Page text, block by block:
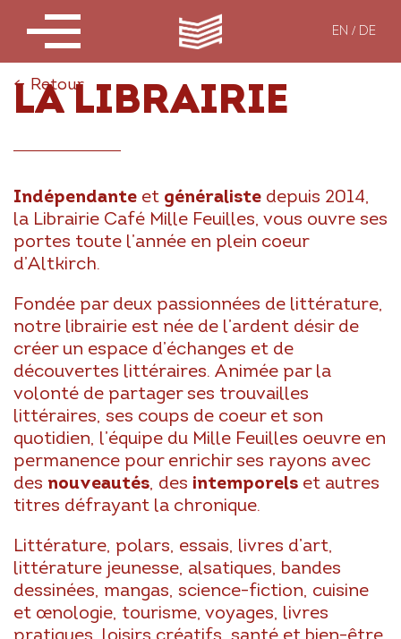
EN DE
← Retour
LA LIBRAIRIE
Indépendante et généraliste depuis 2014,
la Librairie Café Mille Feuilles, vous ouvre ses
portes toute l’année en plein coeur
d’Altkirch.
Fondée par deux passionnées de littérature,
notre librairie est née de l’ardent désir de
créer un espace d’échanges et de
découvertes littéraires. Animée par la
volonté de partager ses trouvailles
littéraires, ses coups de coeur et son
quotidien, l’équipe du Mille Feuilles oeuvre en
permanence pour enrichir ses rayons avec
des nouveautés, des intemporels et autres
titres défrayant la chronique.
Littérature, polars, essais, livres d’art,
littérature jeunesse, alsatiques, bandes
dessinées, mangas, science-fiction, cuisine
et œnologie, tourisme, voyages, livres